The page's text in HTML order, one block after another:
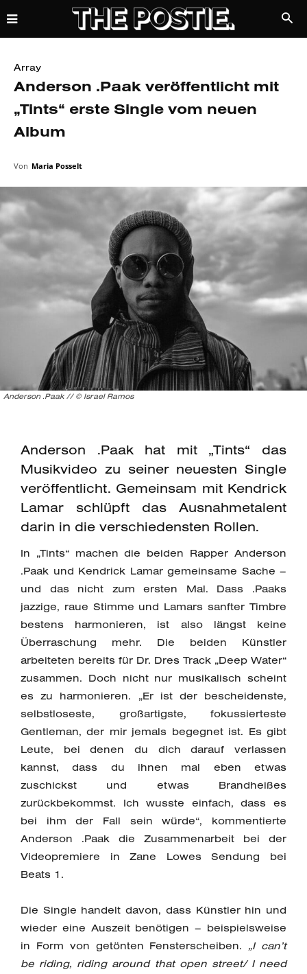
Array
Anderson .Paak veröffentlicht mit
„Tints“ erste Single vom neuen
Album
Von Maria Posselt
Anderson .Paak // © Israel Ramos
Anderson .Paak hat mit „Tints“ das
Musikvideo zu seiner neuesten Single
veröffentlicht. Gemeinsam mit Kendrick
Lamar schlüpft das Ausnahmetalent
darin in die verschiedensten Rollen.
In „Tints“ machen die beiden Rapper Anderson
.Paak und Kendrick Lamar gemeinsame Sache –
und das nicht zum ersten Mal. Dass .Paaks
jazzige, raue Stimme und Lamars sanfter Timbre
bestens harmonieren, ist also längst keine
Überraschung mehr. Die beiden Künstler
arbeiteten bereits für Dr. Dres Track „Deep Water“
zusammen. Doch nicht nur musikalisch scheint
es zu harmonieren. „Er ist der bescheidenste,
selbstloseste, großartigste, fokussierteste
Gentleman, der mir jemals begegnet ist. Es gibt
Leute, bei denen du dich darauf verlassen
kannst, dass du ihnen mal eben etwas
zuschickst und etwas Brandheißes
zurückbekommst. Ich wusste einfach, dass es
bei ihm der Fall sein würde“, kommentierte
Anderson .Paak die Zusammenarbeit bei der
Videopremiere in Zane Lowes Sendung bei
Beats 1.
Die Single handelt davon, dass Künstler hin und
wieder eine Auszeit benötigen – beispielsweise
in Form von getönten Fensterscheiben. „I can’t
be riding, riding around that open street/ I need